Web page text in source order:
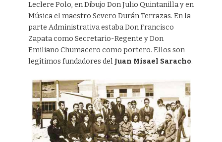
Leclere Polo, en Dibujo Don Julio Quintanilla y en
Música el maestro Severo Durán Terrazas. En la
parte Administrativa estaba Don Francisco
Zapata como Secretario-Regente y Don
Emiliano Chumacero como portero. Ellos son
legítimos fundadores del Juan Misael Saracho.